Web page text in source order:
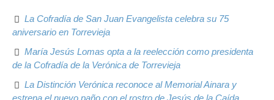
La Cofradía de San Juan Evangelista celebra su 75
aniversario en Torrevieja
María Jesús Lomas opta a la reelección como presidenta
de la Cofradía de la Verónica de Torrevieja
La Distinción Verónica reconoce al Memorial Ainara y